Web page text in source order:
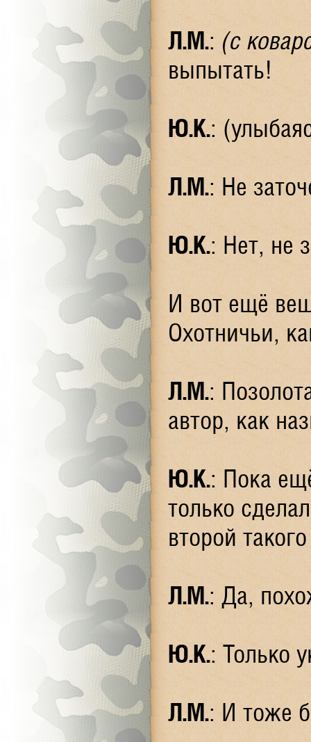
Л.М.: (с
выпытать!
Ю.К.:
Л.М.: Не
Ю.К.: Нет, не
И вот ещё
Охотничьи,
Л.М.:
автор, как
Ю.К.: Пока
только
второй
Л.М.: Да,
Ю.К.: Только
Л.М.: И тоже